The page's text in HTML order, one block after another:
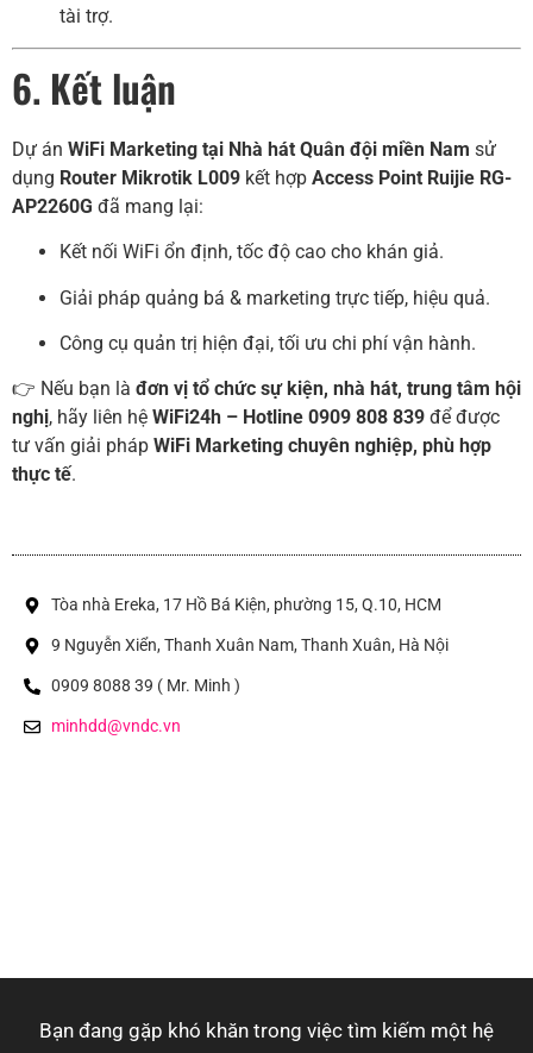
tài trợ.
6. Kết luận
Dự án WiFi Marketing tại Nhà hát Quân đội miền Nam sử
dụng Router Mikrotik L009 kết hợp Access Point Ruijie RG-
AP2260G đã mang lại:
Kết nối WiFi ổn định, tốc độ cao cho khán giả.
Giải pháp quảng bá & marketing trực tiếp, hiệu quả.
Công cụ quản trị hiện đại, tối ưu chi phí vận hành.
👉 Nếu bạn là đơn vị tổ chức sự kiện, nhà hát, trung tâm hội
nghị, hãy liên hệ WiFi24h – Hotline 0909 808 839 để được
tư vấn giải pháp WiFi Marketing chuyên nghiệp, phù hợp
thực tế.
Tòa nhà Ereka, 17 Hồ Bá Kiện, phường 15, Q.10, HCM
9 Nguyễn Xiển, Thanh Xuân Nam, Thanh Xuân, Hà Nội
0909 8088 39 ( Mr. Minh )
minhdd@vndc.vn
Bạn đang gặp khó khăn trong việc tìm kiếm một hệ